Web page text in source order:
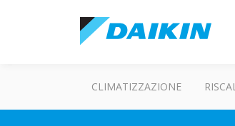
CLIMATIZZAZIONE